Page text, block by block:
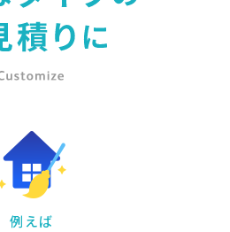
例えば